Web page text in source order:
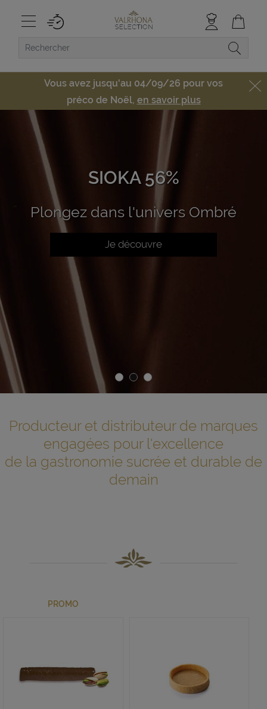
Vous avez jusqu'au 04/09/26 pour vos
préco de Noël, en savoir plus
SIOKA 56%
Plongez dans l'univers Ombré
Je découvre
Producteur et distributeur de marques
engagées pour l'excellence
de la gastronomie sucrée et durable de
demain
PROMO